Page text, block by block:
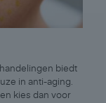
biedt
in anti-aging.
kies dan voor